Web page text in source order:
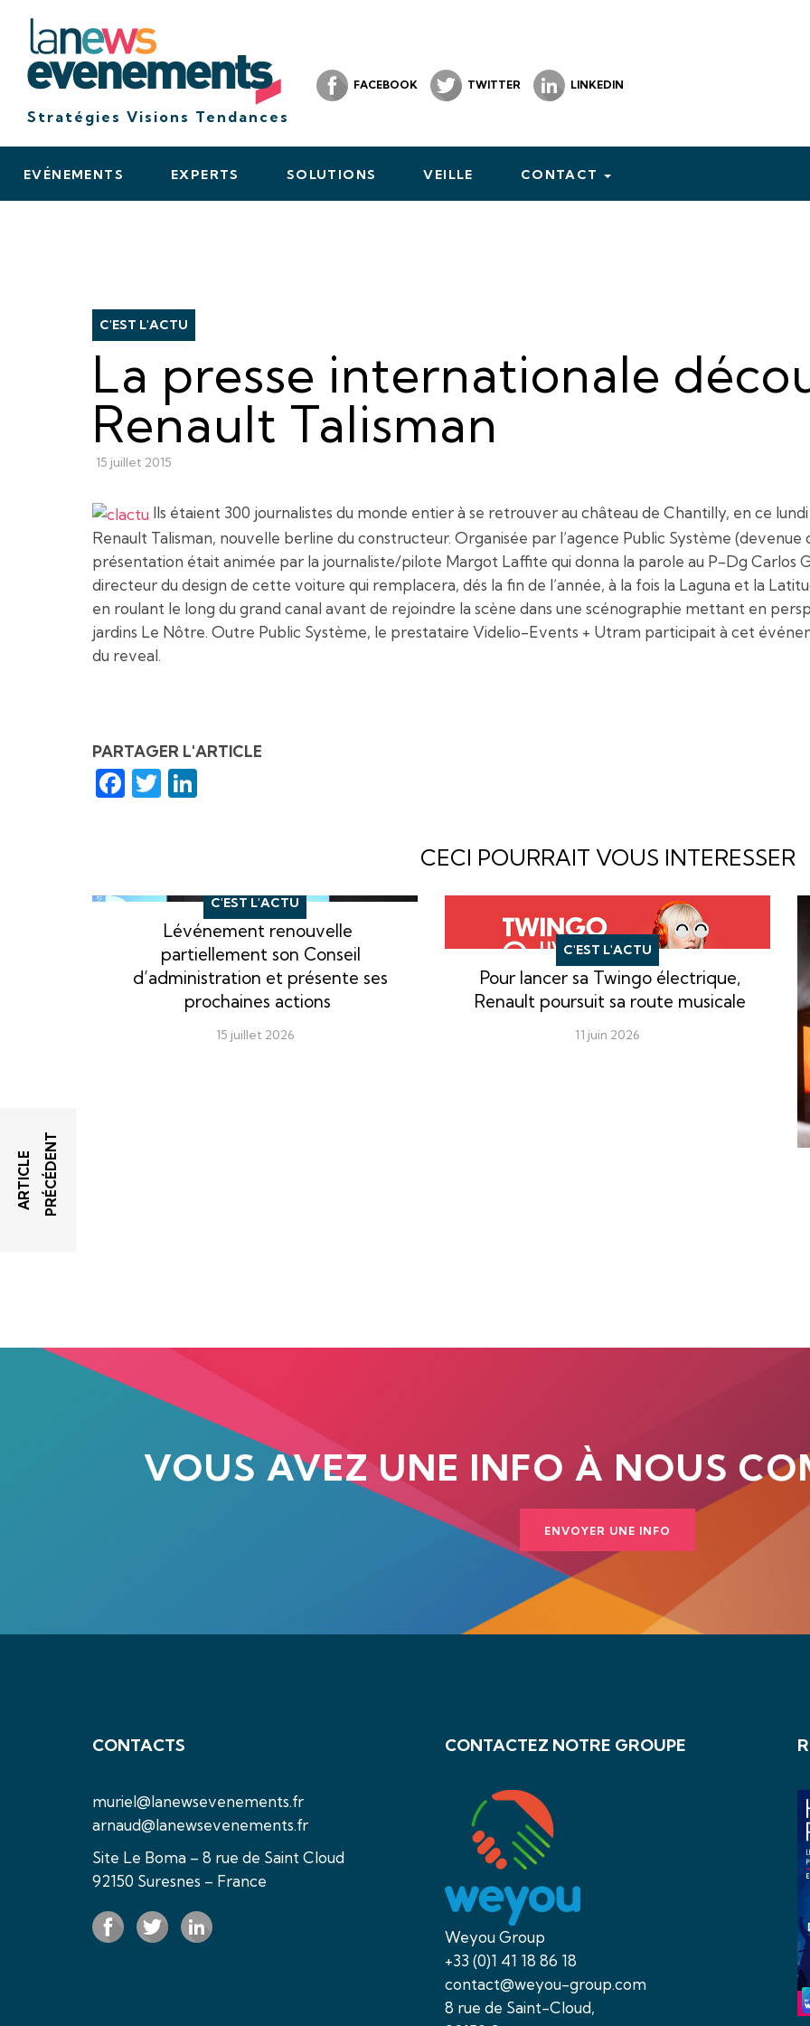
Stratégies Visions Tendances
FACEBOOK TWITTER LINKEDIN
EVÉNEMENTS EXPERTS SOLUTIONS VEILLE CONTACT
C'EST L'ACTU
La presse internationale
Renault Talisman
15 juillet 2015
Ils étaient 300 journalistes du monde entier à se retrouver au château de Chantilly, en ce
Renault Talisman, nouvelle berline du constructeur. Organisée par l’agence Public Système
présentation était animée par la journaliste/pilote Margot Laffite qui donna la parole au P-Dg Carlos
directeur du design de cette voiture qui remplacera, dés la fin de l’année, à la fois la Laguna et la
en roulant le long du grand canal avant de rejoindre la scène dans une scénographie mettant en
jardins Le Nôtre. Outre Public Système, le prestataire Videlio-Events + Utram participait à cet
du reveal.
PARTAGER L'ARTICLE
Facebook
Twitter
A
R
T
I
C
L
E
P
R
É
C
É
D
E
N T
CECI POURRAIT VOUS INTERESSER
C'EST L'ACTU
Lévénement renouvelle
partiellement son Conseil
d’administration et présente ses
prochaines actions
15 juillet 2026
C'EST L'ACTU
Pour lancer sa Twingo électrique,
Renault poursuit sa route musicale
11 juin 2026
VOUS AVEZ UNE INFO À NOUS
ENVOYER UNE INFO
CONTACTS
muriel@lanewsevenements.fr
arnaud@lanewsevenements.fr
Site Le Boma – 8 rue de Saint Cloud
92150 Suresnes – France
CONTACTEZ NOTRE GROUPE
Weyou Group
+33 (0)1 41 18 86 18
contact@weyou-group.com
8 rue de Saint-Cloud,